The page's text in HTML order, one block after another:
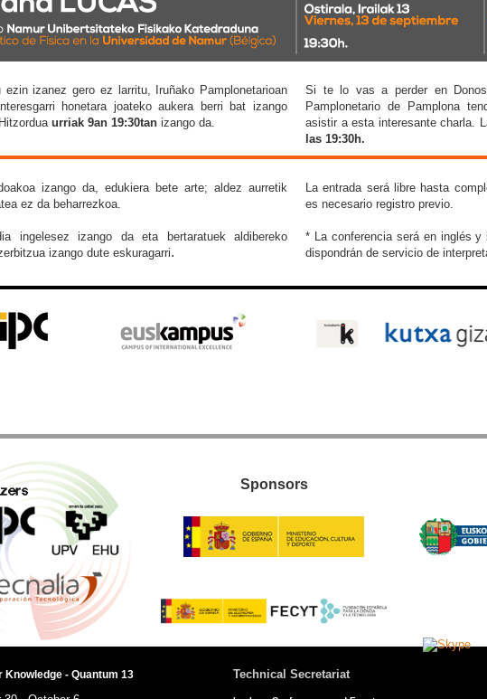
ezin izanez gero ez larritu, Iruñako Pamplonetarioan
honetara joateko aukera berri bat izango
urriak 9an 19:30tan izango da.
Si te lo vas a perder en
Pamplonetario de Pamplona
asistir a esta interesante charla.
las 19:30h.
izango da, edukiera bete arte; aldez aurretik
ez da beharrezkoa.
ingelesez izango da eta bertaratuek aldibereko
izango dute eskuragarri.
La entrada será libre hasta
es necesario registro previo.
* La conferencia será en inglés
dispondrán de servicio de
Sponsors
Knowledge - Quantum 13 Technical Secretariat